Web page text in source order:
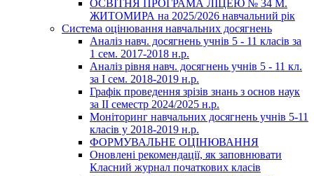
ОСВІТНЯ ПРОГРАМА ЛІЦЕЮ № 34 М.
ЖИТОМИРА на 2025/2026 навчальний рік
Система оцінювання навчальних досягнень
Аналіз навч. досягнень учнів 5 - 11 класів за
1 сем. 2017-2018 н.р.
Аналіз рівня навч. досягнень учнів 5 - 11 кл.
за І сем. 2018-2019 н.р.
Графік проведення зрізів знань з основ наук
за ІІ семестр 2024/2025 н.р.
Моніторинг навчальних досягнень учнів 5-11
класів у 2018-2019 н.р.
ФОРМУВАЛЬНЕ ОЦІНЮВАННЯ
Оновлені рекомендації, як заповнювати
Класний журнал початкових класів